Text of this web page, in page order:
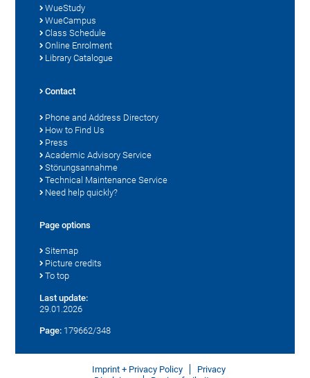
WueStudy
WueCampus
Class Schedule
Online Enrolment
Library Catalogue
Contact
Phone and Address Directory
How to Find Us
Press
Academic Advisory Service
Störungsannahme
Technical Maintenance Service
Need help quickly?
Page options
Sitemap
Picture credits
To top
Last update:
29.01.2026
Page: 179662/348
Imprint + Privacy Policy
Privacy